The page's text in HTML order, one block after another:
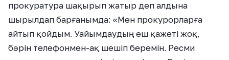
прокуратура шақырып жатыр деп алдына
шырылдап барғанымда: «Мен прокурорларға
айтып қойдым. Уайымдаудың еш қажеті жоқ,
бәрін телефонмен-ақ шешіп беремін. Ресми